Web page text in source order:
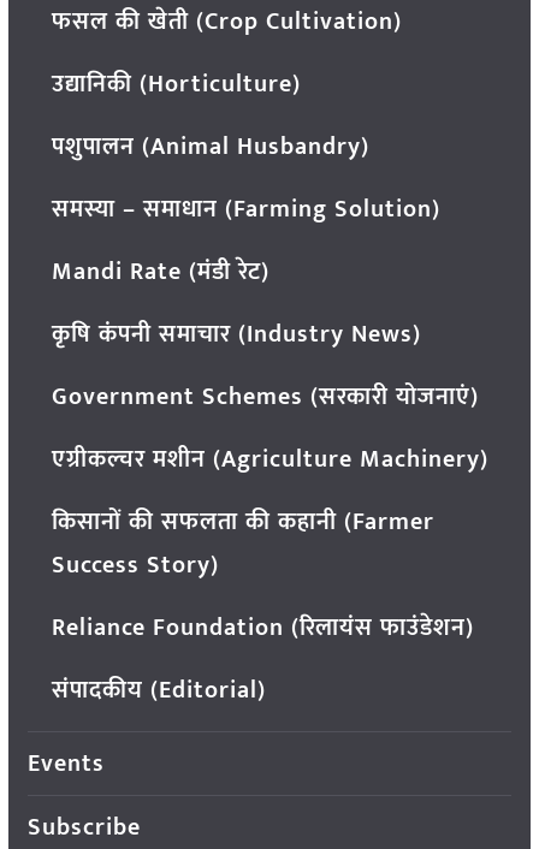
फसल की खेती (Crop Cultivation)
उद्यानिकी (Horticulture)
पशुपालन (Animal Husbandry)
समस्या – समाधान (Farming Solution)
Mandi Rate (मंडी रेट)
कृषि कंपनी समाचार (Industry News)
Government Schemes (सरकारी योजनाएं)
एग्रीकल्चर मशीन (Agriculture Machinery)
किसानों की सफलता की कहानी (Farmer
Success Story)
Reliance Foundation (रिलायंस फाउंडेशन)
संपादकीय (Editorial)
Events
Subscribe